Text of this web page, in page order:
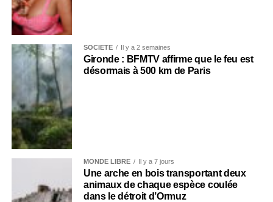
SOCIÉTÉ Il y a 2 semaines
Gironde : BFMTV affirme que le feu est
désormais à 500 km de Paris
MONDE LIBRE Il y a 7 jours
Une arche en bois transportant deux
animaux de chaque espèce coulée
dans le détroit d’Ormuz